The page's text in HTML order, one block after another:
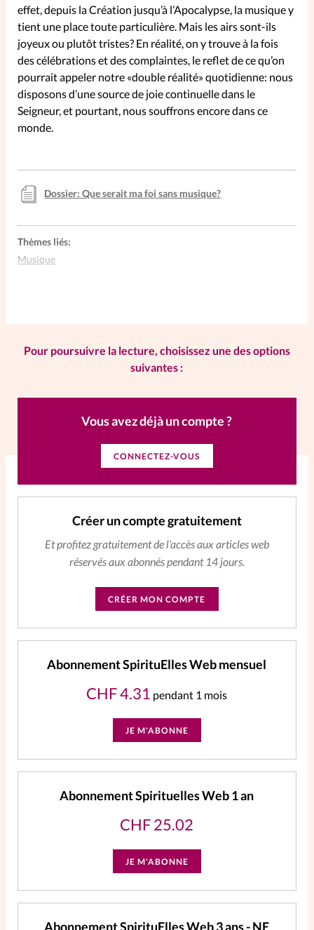
SpirituElles
Vive la famille
SpirituElles devient Relations
Aujourd’hui!
La Boutique
éditions
Changement d'adresse
effet, depuis la Création jusqu’à l’Apocalypse, la musique y
tient une place toute particulière. Mais les airs sont-ils
joyeux ou plutôt tristes? En réalité, on y trouve à la fois
des célébrations et des complaintes, le reflet de ce qu’on
pourrait appeler notre «double réalité» quotidienne: nous
disposons d’une source de joie continuelle dans le
Seigneur, et pourtant, nous souffrons encore dans ce
monde.
Dossier: Que serait ma foi sans musique?
Thèmes liés:
Musique
Pour poursuivre la lecture, choisissez une des options
suivantes :
Vous avez déjà un compte ?
CONNECTEZ-VOUS
Créer un compte gratuitement
Et profitez gratuitement de l'accès aux articles web
réservés aux abonnés pendant 14 jours.
CRÉER MON COMPTE
Abonnement SpirituElles Web mensuel
CHF4.31 pendant 1 mois
JE M'ABONNE
Abonnement Spirituelles Web 1 an
CHF25.02
JE M'ABONNE
Abonnement SpirituElles Web 3 ans - NE